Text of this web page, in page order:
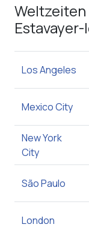
Weltzeiten
Los Angeles
Mexico City
New York
City
São Paulo
London